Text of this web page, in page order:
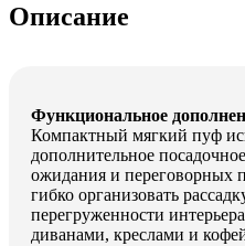
Описание
Функциональное
Компактный мягкий пуф
дополнительное
ожидания и переговорных
гибко организовать
перегруженности
диванами, креслами и